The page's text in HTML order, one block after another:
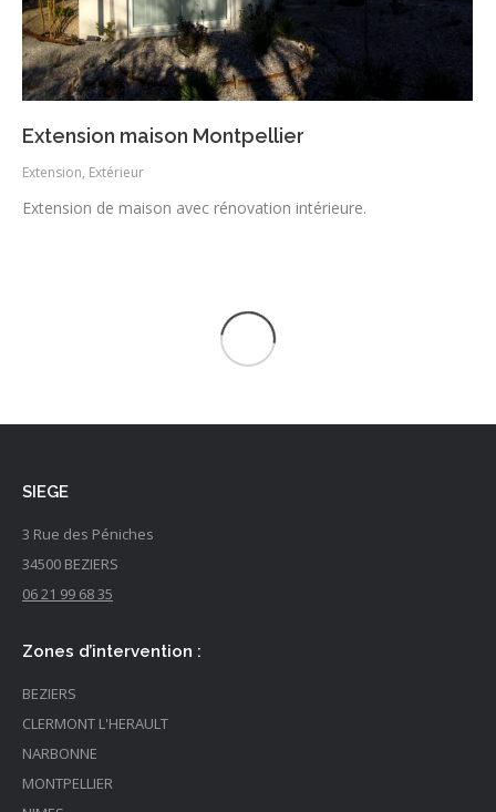
Extension maison Montpellier
Extension, Extérieur
Extension de maison avec rénovation intérieure.
SIEGE
3 Rue des Péniches
34500 BEZIERS
06 21 99 68 35
Zones d’intervention :
BEZIERS
CLERMONT L'HERAULT
NARBONNE
MONTPELLIER